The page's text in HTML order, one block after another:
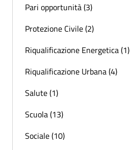
Pari opportunità (3)
Protezione Civile (2)
Riqualificazione Energetica (1)
Riqualificazione Urbana (4)
Salute (1)
Scuola (13)
Sociale (10)